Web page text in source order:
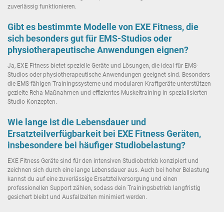
zuverlässig funktionieren.
Gibt es bestimmte Modelle von EXE Fitness, die
sich besonders gut für EMS-Studios oder
physiotherapeutische Anwendungen eignen?
Ja, EXE Fitness bietet spezielle Geräte und Lösungen, die ideal für EMS-
Studios oder physiotherapeutische Anwendungen geeignet sind. Besonders
die EMS-fähigen Trainingssysteme und modularen Kraftgeräte unterstützen
gezielte Reha-Maßnahmen und effizientes Muskeltraining in spezialisierten
Studio-Konzepten.
Wie lange ist die Lebensdauer und
Ersatzteilverfügbarkeit bei EXE Fitness Geräten,
insbesondere bei häufiger Studiobelastung?
EXE Fitness Geräte sind für den intensiven Studiobetrieb konzipiert und
zeichnen sich durch eine lange Lebensdauer aus. Auch bei hoher Belastung
kannst du auf eine zuverlässige Ersatzteilversorgung und einen
professionellen Support zählen, sodass dein Trainingsbetrieb langfristig
gesichert bleibt und Ausfallzeiten minimiert werden.